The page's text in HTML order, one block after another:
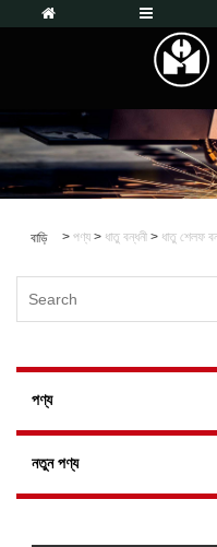
বাড়ি > পণ্য > ধাতু বন্ধনী > ধাতু শেলফ
পণ্য
নতুন পণ্য